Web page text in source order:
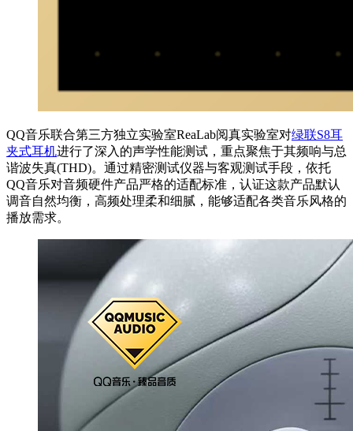
QQ音乐联合第三方独立实验室ReaLab阅真实验室对绿联S8耳
夹式耳机进行了深入的声学性能测试，重点聚焦于其频响与总
谐波失真(THD)。通过精密测试仪器与客观测试手段，依托
QQ音乐对音频硬件产品严格的适配标准，认证这款产品默认
调音自然均衡，高频处理柔和细腻，能够适配各类音乐风格的
播放需求。